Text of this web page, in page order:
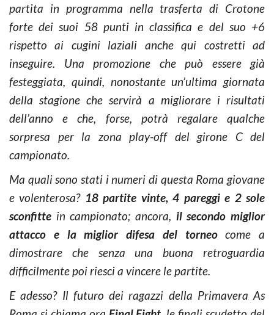
partita in programma nella trasferta di Crotone
forte dei suoi 58 punti in classifica e del suo +6
rispetto ai cugini laziali anche qui costretti ad
inseguire. Una promozione che può essere già
festeggiata, quindi, nonostante un’ultima giornata
della stagione che servirà a migliorare i risultati
dell’anno e che, forse, potrà regalare qualche
sorpresa per la zona play-off del girone C del
campionato.
Ma quali sono stati i numeri di questa Roma giovane
e volenterosa? 18 partite vinte, 4 pareggi e 2 sole
sconfitte in campionato; ancora, il secondo miglior
attacco e la miglior difesa del torneocome a
dimostrare che senza una buona retroguardia
difficilmente poi riesci a vincere le partite.
E adesso? Il futuro deiragazzi della Primavera As